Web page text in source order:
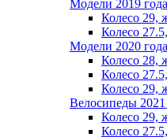
Модели 2019
Колесо 29,
Колесо
Модели 2020
Колесо 28,
Колесо
Колесо 29,
Велосипеды
Колесо 29,
Колесо